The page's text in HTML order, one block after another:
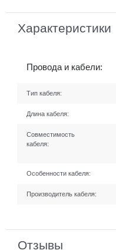
Характеристики
Провода и кабели:
Тип кабеля:
Длина кабеля:
Совместимость
кабеля:
Особенности кабеля:
Производитель кабеля:
Отзывы